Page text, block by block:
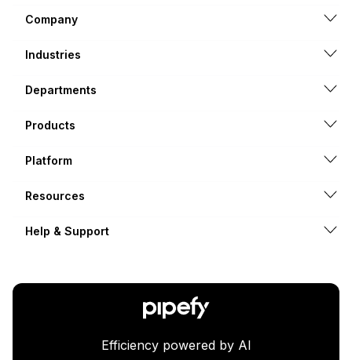
Company
Industries
Departments
Products
Platform
Resources
Help & Support
Efficiency powered by AI